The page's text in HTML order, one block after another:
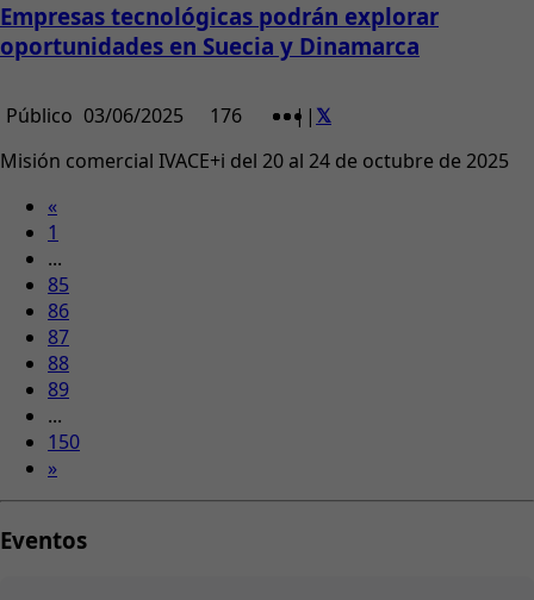
Empresas tecnológicas podrán explorar
oportunidades en Suecia y Dinamarca
Público 03/06/2025 176 | |
Misión comercial IVACE+i del 20 al 24 de octubre de 2025
«
1
...
85
86
87
88
89
...
150
»
Eventos